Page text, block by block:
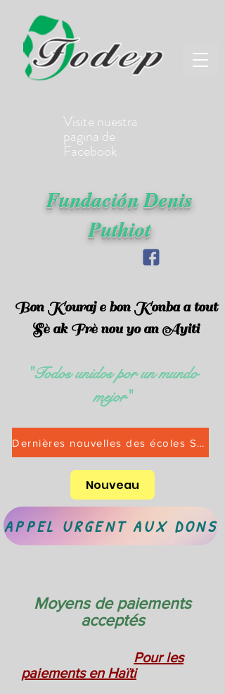
Visite nuestra
pagina de
Facebook
Fundación Denis
Puthiot
Bon Kouraj e bon Konba a tout
Sè ak Frè nou yo an Ayiti
"Todos unidos por un mundo
mejor"
Dernières nouvelles des écoles Saint-Alphonse Rentrée scolaire 2025-2026
Nouveau
APPEL URGENT AUX DONS
Moyens de paiements
acceptés
Pour les
paiements en Haïti